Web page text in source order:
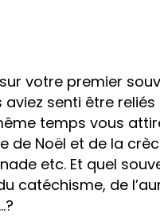
votre premier
senti être
temps vous
de Noël et de la
etc. Et quel
catéchisme, de